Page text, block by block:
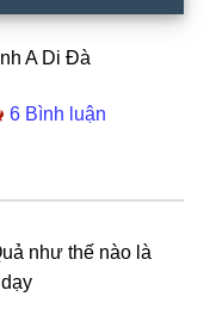
A Di Đà
6 Bình luận
như thế nào là